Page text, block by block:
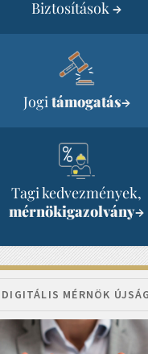
Biztosítások→
Jogi támogatás→
Tagi kedvezmények,
mérnökigazolvány→
DIGITÁLIS MÉRNÖK ÚJSÁG